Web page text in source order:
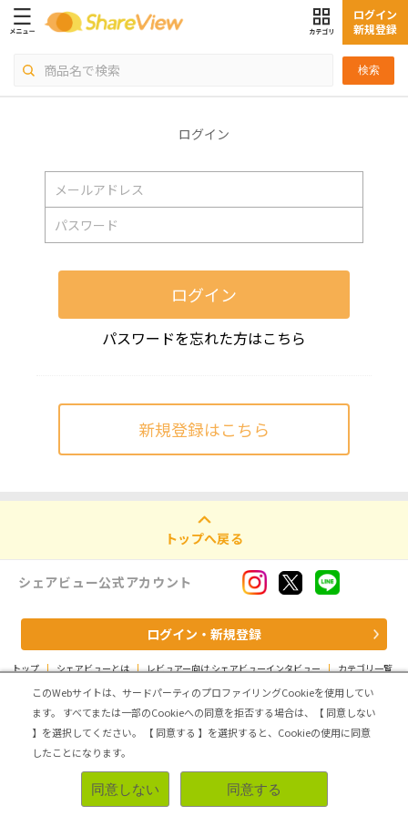
検索
ログイン
新規登録
ログイン
ログイン
パスワードを忘れた方はこちら
新規登録はこちら
トップへ戻る
シェアビュー公式アカウント
ログイン・新規登録
トップ | シェアビューとは | レビュアー向け シェアビューインタビュー | カテゴリ一覧
運営会社 | 個人情報の取扱いについて | 利用規約 サイトマップ
Copyright (C) ASMARQ Co.,Ltd. All Rights Reserved.
このWebサイトは、サードパーティのプロファイリングCookieを使用してい
ます。
すべてまたは一部のCookieへの同意を拒否する場合は、【 同意しない
】を選択してください。
【 同意する 】を選択すると、Cookieの使用に同意
したことになります。
同意しない 同意する